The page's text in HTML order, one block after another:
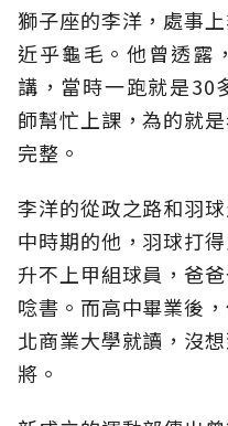
獅子座的李洋，處事
近乎龜毛。他曾透露
講，當時一跑就是30
師幫忙上課，為的就
完整。
李洋的從政之路和羽
中時期的他，羽球打
升不上甲組球員，爸
唸書。而高中畢業後
北商業大學就讀，沒
將。